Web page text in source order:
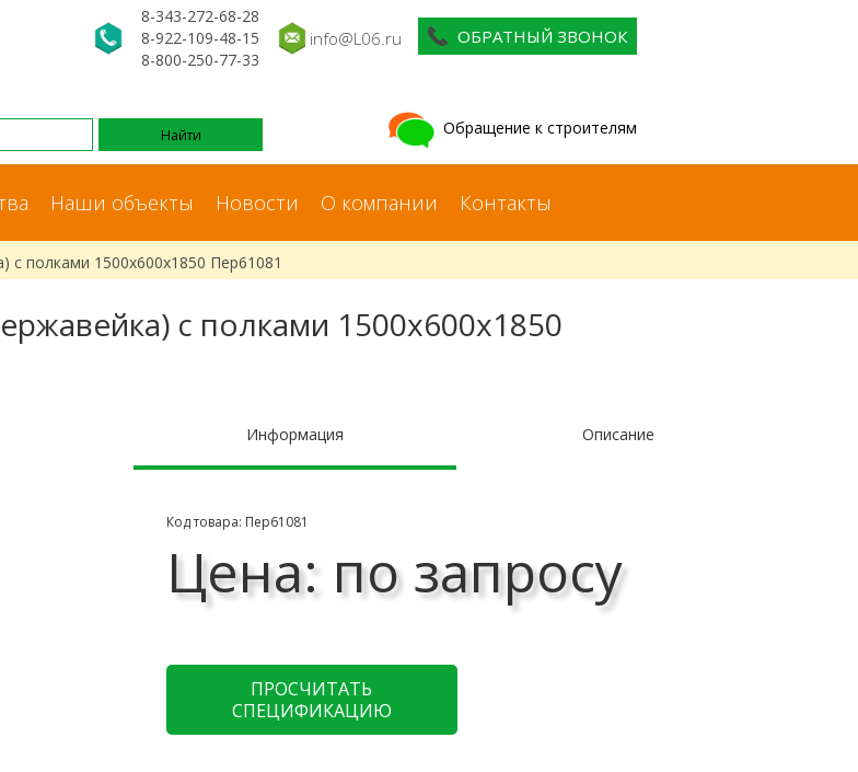
8-343-272-68-28
8-922-109-48-15
8-800-250-77-33
info@L06.ru ОБРАТНЫЙ ЗВОНОК
Обращение к строителям
Наши объекты Новости О компании Контакты
с полками 1500x600x1850 Пер61081
с полками 1500x600x1850
Информация Описание
Код товара: Пер61081
Цена: по запросу
ПРОСЧИТАТЬ
СПЕЦИФИКАЦИЮ